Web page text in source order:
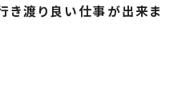
き渡り良い仕事が出来ま